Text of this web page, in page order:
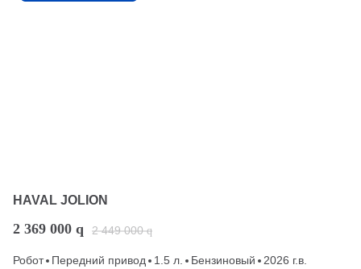
HAVAL JOLION
2 369 000 q 2 449 000 q
Робот Передний привод 1.5 л. Бензиновый
2026 г.в.